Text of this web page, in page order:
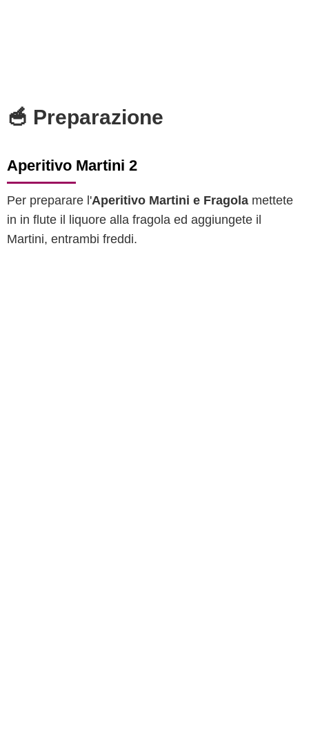
🥣 Preparazione
Aperitivo Martini 2
Per preparare l'Aperitivo Martini e Fragola mettete
in in flute il liquore alla fragola ed aggiungete il
Martini, entrambi freddi.